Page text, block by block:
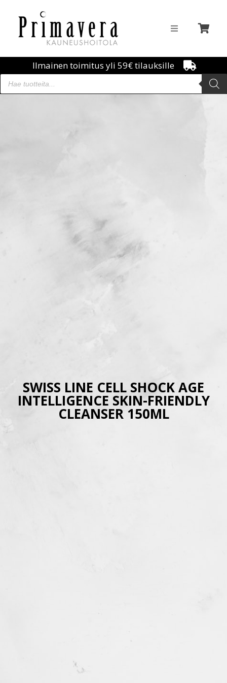
Ilmainen toimitus yli 59€ tilauksille
SWISS LINE CELL SHOCK AGE
INTELLIGENCE SKIN-FRIENDLY
CLEANSER 150ML